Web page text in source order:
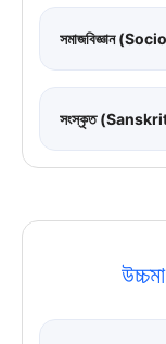
সমাজবিজ্ঞান
সংস্কৃত